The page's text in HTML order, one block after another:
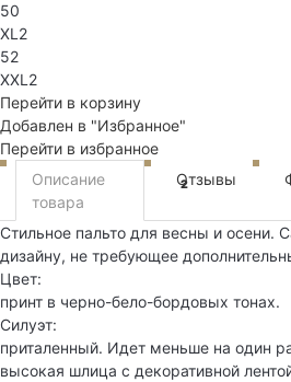
50
XL2
52
XXL2
Перейти в корзину
Добавлен в "Избранное"
Перейти в избранное
Описание
товара
Отзывы
2
Стильное пальто для весны и осени.
дизайну, не требующее
Цвет:
принт в черно-бело-бордовых тонах.
Силуэт:
приталенный. Идет меньше на один
высокая шлица с декоративной